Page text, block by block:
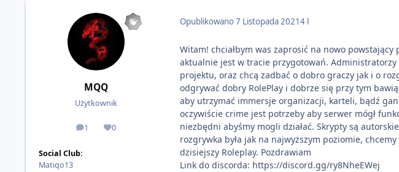
MQQ
Użytkownik
1
odpowiedzi
0
Reputacja
Social Club:
Matiqo13
Opublikowano7 Listopada 20214 l
Witam! chciałbym was zaprosić na nowo powstający
aktualnie jest w tracie przygotowań. Administratorzy
projektu, oraz chcą zadbać o dobro graczy jak i o
odgrywać dobry RolePlay i dobrze się przy tym
aby utrzymać immersje organizacji, karteli, bądź
oczywiście crime jest potrzeby aby serwer mógł
niezbędni abyśmy mogli działać. Skrypty są
rozgrywka była jak na najwyższym poziomie,
dzisiejszy Roleplay. Pozdrawiam
Link do discorda: https://discord.gg/ry8NheEWej